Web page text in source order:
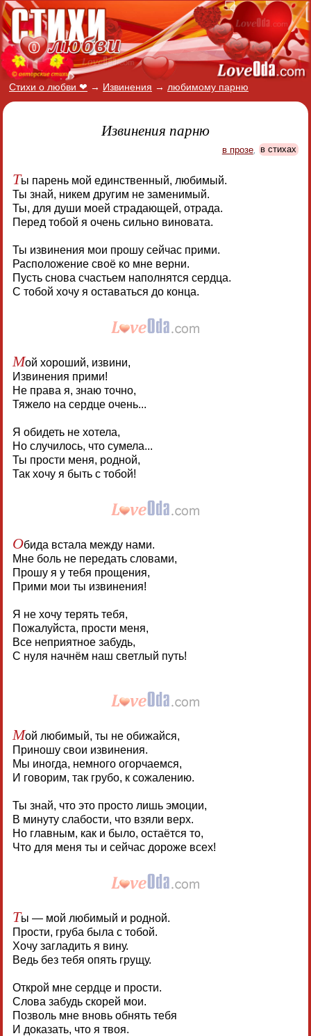
Стихи о любви ❤ → Извинения → любимому парню
Извинения парню
в прозе, в стихах
Ты парень мой единственный, любимый.
Ты знай, никем другим не заменимый.
Ты, для души моей страдающей, отрада.
Перед тобой я очень сильно виновата.
Ты извинения мои прошу сейчас прими.
Расположение своё ко мне верни.
Пусть снова счастьем наполнятся сердца.
С тобой хочу я оставаться до конца.
Мой хороший, извини,
Извинения прими!
Не права я, знаю точно,
Тяжело на сердце очень...
Я обидеть не хотела,
Но случилось, что сумела...
Ты прости меня, родной,
Так хочу я быть с тобой!
Обида встала между нами.
Мне боль не передать словами,
Прошу я у тебя прощения,
Прими мои ты извинения!
Я не хочу терять тебя,
Пожалуйста, прости меня,
Все неприятное забудь,
С нуля начнём наш светлый путь!
Мой любимый, ты не обижайся,
Приношу свои извинения.
Мы иногда, немного огорчаемся,
И говорим, так грубо, к сожалению.
Ты знай, что это просто лишь эмоции,
В минуту слабости, что взяли верх.
Но главным, как и было, остаётся то,
Что для меня ты и сейчас дороже всех!
Ты — мой любимый и родной.
Прости, груба была с тобой.
Хочу загладить я вину.
Ведь без тебя опять грущу.
Открой мне сердце и прости.
Слова забудь скорей мои.
Позволь мне вновь обнять тебя
И доказать, что я твоя.